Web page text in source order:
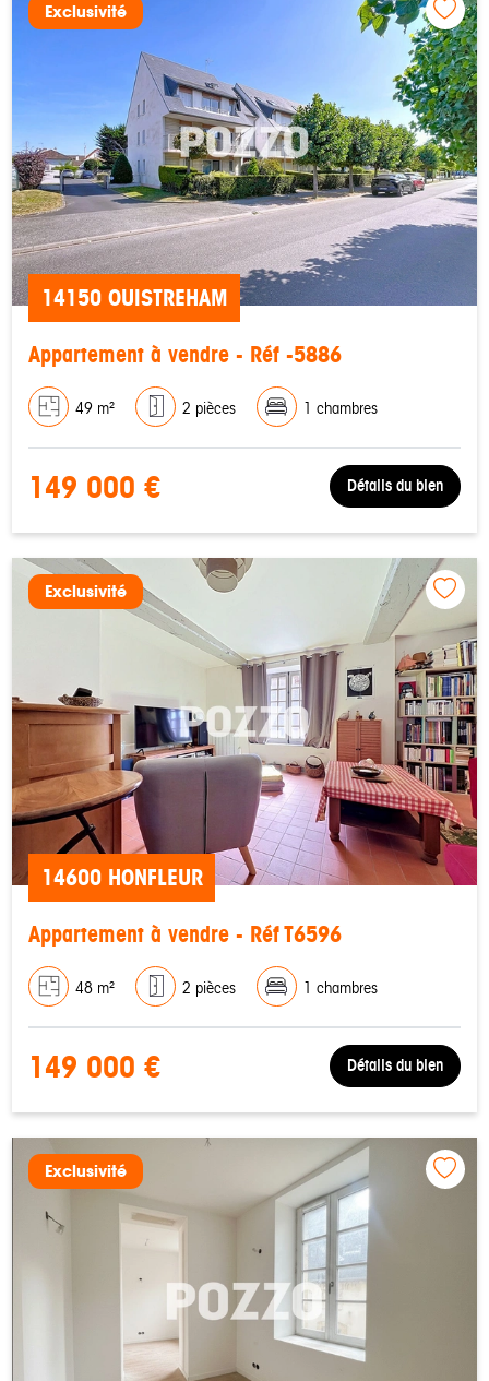
Exclusivité
14150 OUISTREHAM
Appartement à vendre - Réf -5886
49 m² 2 pièces 1 chambres
149 000 € Détails du bien
Exclusivité
14600 HONFLEUR
Appartement à vendre - Réf T6596
48 m² 2 pièces 1 chambres
149 000 € Détails du bien
Exclusivité